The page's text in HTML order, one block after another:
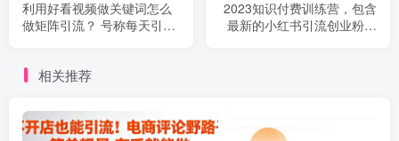
利用好看视频做关键词怎么
做矩阵引流？ 号称每天引流
2023知识付费训练营，包含
最新的小红书引流创业粉思
相关推荐